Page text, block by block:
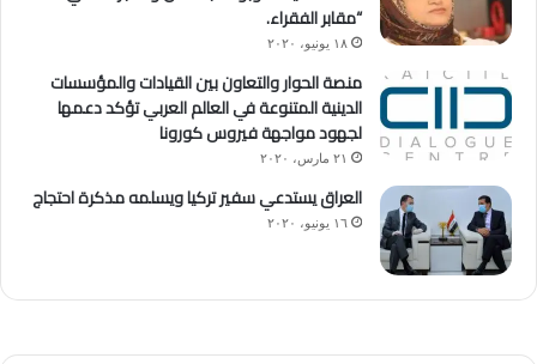
“مقابر الفقراء.
١٨ يونيو، ٢٠٢٠
منصة الحوار والتعاون بين القيادات والمؤسسات
الدينية المتنوعة في العالم العربي تؤكد دعمها
لجهود مواجهة فيروس كورونا
٢١ مارس، ٢٠٢٠
العراق يستدعي سفير تركيا ويسلمه مذكرة احتجاج
١٦ يونيو، ٢٠٢٠